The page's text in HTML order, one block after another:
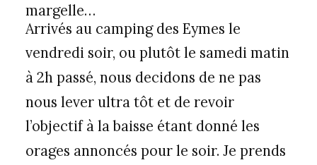
margelle…
Arrivés au camping des Eymes le
vendredi soir, ou plutôt le samedi matin
à 2h passé, nous decidons de ne pas
nous lever ultra tôt et de revoir
l’objectif à la baisse étant donné les
orages annoncés pour le soir. Je prends